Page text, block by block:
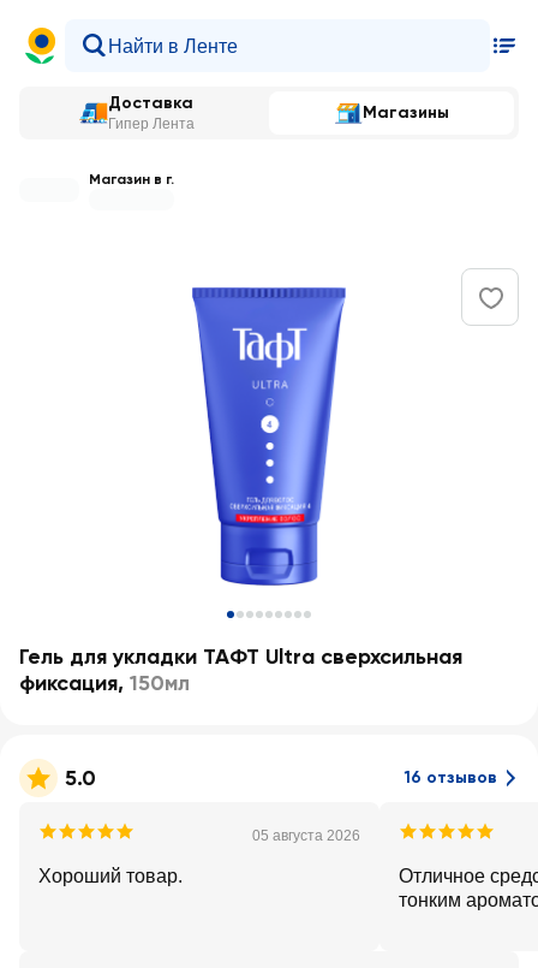
Доставка
Гипер Лента
Магазины
Магазин в г.
Гель для укладки ТАФТ Ultra сверхсильная
фиксация, 150мл
5.0 16 отзывов
05 августа 2026
Хороший товар.
Отличное
тонким